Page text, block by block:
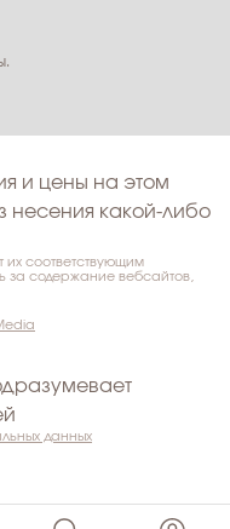
и цены на этом
несения какой-либо
соответствующим
за содержание вебсайтов,
данных